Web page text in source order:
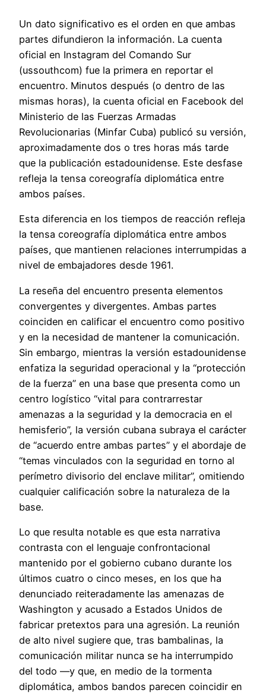
Un dato significativo es el orden en que ambas
partes difundieron la información. La cuenta
oficial en Instagram del Comando Sur
(ussouthcom) fue la primera en reportar el
encuentro. Minutos después (o dentro de las
mismas horas), la cuenta oficial en Facebook del
Ministerio de las Fuerzas Armadas
Revolucionarias (Minfar Cuba) publicó su versión,
aproximadamente dos o tres horas más tarde
que la publicación estadounidense. Este desfase
refleja la tensa coreografía diplomática entre
ambos países.
Esta diferencia en los tiempos de reacción refleja
la tensa coreografía diplomática entre ambos
países, que mantienen relaciones interrumpidas a
nivel de embajadores desde 1961.
La reseña del encuentro presenta elementos
convergentes y divergentes. Ambas partes
coinciden en calificar el encuentro como positivo
y en la necesidad de mantener la comunicación.
Sin embargo, mientras la versión estadounidense
enfatiza la seguridad operacional y la “protección
de la fuerza” en una base que presenta como un
centro logístico “vital para contrarrestar
amenazas a la seguridad y la democracia en el
hemisferio”, la versión cubana subraya el carácter
de “acuerdo entre ambas partes” y el abordaje de
“temas vinculados con la seguridad en torno al
perímetro divisorio del enclave militar”, omitiendo
cualquier calificación sobre la naturaleza de la
base.
Lo que resulta notable es que esta narrativa
contrasta con el lenguaje confrontacional
mantenido por el gobierno cubano durante los
últimos cuatro o cinco meses, en los que ha
denunciado reiteradamente las amenazas de
Washington y acusado a Estados Unidos de
fabricar pretextos para una agresión. La reunión
de alto nivel sugiere que, tras bambalinas, la
comunicación militar nunca se ha interrumpido
del todo —y que, en medio de la tormenta
diplomática, ambos bandos parecen coincidir en